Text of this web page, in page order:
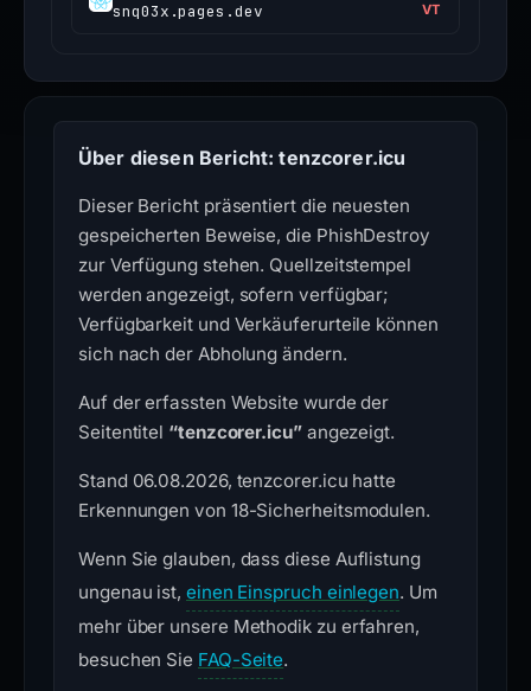
snq03x.pages.dev
VT
Über diesen Bericht: tenzcorer.icu
Dieser Bericht präsentiert die neuesten
gespeicherten Beweise, die PhishDestroy
zur Verfügung stehen. Quellzeitstempel
werden angezeigt, sofern verfügbar;
Verfügbarkeit und Verkäuferurteile können
sich nach der Abholung ändern.
Auf der erfassten Website wurde der
Seitentitel “tenzcorer.icu”angezeigt.
Stand 06.08.2026, tenzcorer.icu hatte
Erkennungen von 18-Sicherheitsmodulen.
Wenn Sie glauben, dass diese Auflistung
ungenau ist, einen Einspruch einlegen. Um
mehr über unsere Methodik zu erfahren,
besuchen Sie FAQ-Seite.